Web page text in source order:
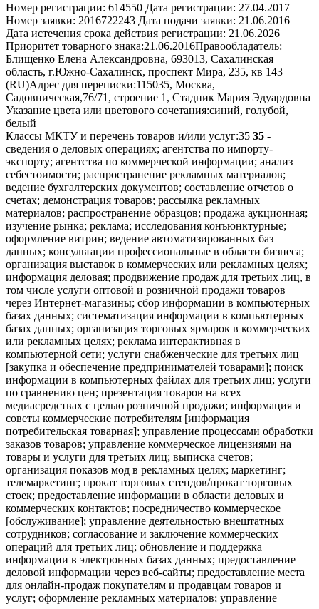
Номер регистрации: 614550 Дата регистрации: 27.04.2017
Номер заявки: 2016722243 Дата подачи заявки: 21.06.2016
Дата истечения срока действия регистрации: 21.06.2026
Приоритет товарного знака:21.06.2016Правообладатель:
Блищенко Елена Александровна, 693013, Сахалинская
область, г.Южно-Сахалинск, проспект Мира, 235, кв 143
(RU)Адрес для переписки:115035, Москва,
Садовническая,76/71, строение 1, Стадник Мария Эдуардовна
Указание цвета или цветового сочетания:синий, голубой,
белый
Классы МКТУ и перечень товаров и/или услуг:35 35 -
сведения о деловых операциях; агентства по импорту-
экспорту; агентства по коммерческой информации; анализ
себестоимости; распространение рекламных материалов;
ведение бухгалтерских документов; составление отчетов о
счетах; демонстрация товаров; рассылка рекламных
материалов; распространение образцов; продажа аукционная;
изучение рынка; реклама; исследования конъюнктурные;
оформление витрин; ведение автоматизированных баз
данных; консультации профессиональные в области бизнеса;
организация выставок в коммерческих или рекламных целях;
информация деловая; продвижение продаж для третьих лиц, в
том числе услуги оптовой и розничной продажи товаров
через Интернет-магазины; сбор информации в компьютерных
базах данных; систематизация информации в компьютерных
базах данных; организация торговых ярмарок в коммерческих
или рекламных целях; реклама интерактивная в
компьютерной сети; услуги снабженческие для третьих лиц
[закупка и обеспечение предпринимателей товарами]; поиск
информации в компьютерных файлах для третьих лиц; услуги
по сравнению цен; презентация товаров на всех
медиасредствах с целью розничной продажи; информация и
советы коммерческие потребителям [информация
потребительская товарная]; управление процессами обработки
заказов товаров; управление коммерческое лицензиями на
товары и услуги для третьих лиц; выписка счетов;
организация показов мод в рекламных целях; маркетинг;
телемаркетинг; прокат торговых стендов/прокат торговых
стоек; предоставление информации в области деловых и
коммерческих контактов; посредничество коммерческое
[обслуживание]; управление деятельностью внештатных
сотрудников; согласование и заключение коммерческих
операций для третьих лиц; обновление и поддержка
информации в электронных базах данных; предоставление
деловой информации через веб-сайты; предоставление места
для онлайн-продаж покупателям и продавцам товаров и
услуг; оформление рекламных материалов; управление